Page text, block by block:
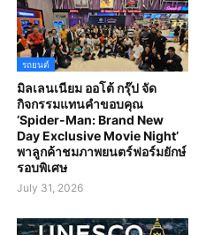
รถยนต์
มิลเลนเนียม ออโต้ กรุ๊ป จัด
กิจกรรมแทนคำขอบคุณ
‘Spider-Man: Brand New
Day Exclusive Movie Night’
พาลูกค้าชมภาพยนตร์ฟอร์มยักษ์
รอบพิเศษ
July 31, 2026